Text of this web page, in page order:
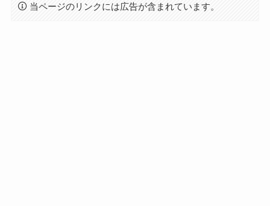
当ページのリンクには広告が含まれています。